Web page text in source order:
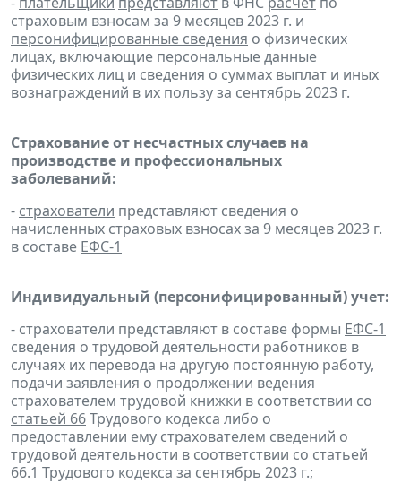
страховым взносам за 9 месяцев 2023 г. и
персонифицированные сведения о физических
лицах, включающие персональные данные
физических лиц и сведения о суммах выплат и иных
вознаграждений в их пользу за сентябрь 2023 г.
Страхование от несчастных случаев на
производстве и профессиональных
заболеваний:
- страхователи представляют сведения о
начисленных страховых взносах за 9 месяцев 2023 г.
в составе ЕФС-1
Индивидуальный (персонифицированный) учет:
- страхователи представляют в составе формы ЕФС-1
сведения о трудовой деятельности работников в
случаях их перевода на другую постоянную работу,
подачи заявления о продолжении ведения
страхователем трудовой книжки в соответствии со
статьей 66Трудового кодекса либо о
предоставлении ему страхователем сведений о
трудовой деятельности в соответствии со статьей
66.1 Трудового кодекса за сентябрь 2023 г.;